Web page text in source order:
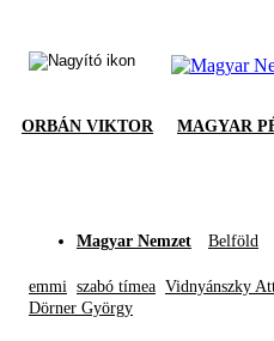
ORBÁN VIKTOR MAGYAR
Magyar Nemzet Belföld
emmi szabó tímea Vidnyánszky
Dörner György